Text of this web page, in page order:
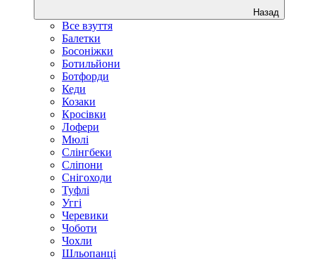
Назад
Все взуття
Балетки
Босоніжки
Ботильйони
Ботфорди
Кеди
Козаки
Кросівки
Лофери
Мюлі
Слінгбеки
Сліпони
Снігоходи
Туфлі
Уггі
Черевики
Чоботи
Чохли
Шльопанці